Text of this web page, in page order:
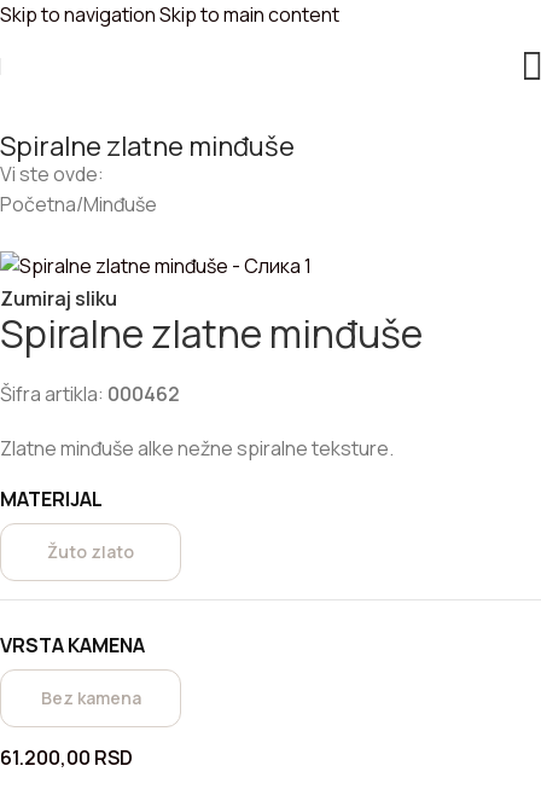
Skip to navigationSkip to main content
Spiralne zlatne minđuše
Vi ste ovde:
Početna/Minđuše
Zumiraj sliku
Spiralne zlatne minđuše
Šifra artikla: 000462
Zlatne minđuše alke nežne spiralne teksture.
MATERIJAL
Žuto zlato
VRSTA KAMENA
Bez kamena
61.200,00 RSD